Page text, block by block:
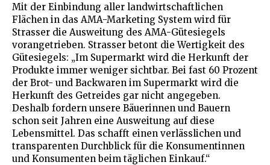
Mit der Einbindung aller landwirtschaftlichen
Flächen in das AMA-Marketing System wird für
Strasser die Ausweitung des AMA-Gütesiegels
vorangetrieben. Strasser betont die Wertigkeit des
Gütesiegels: „Im Supermarkt wird die Herkunft der
Produkte immer weniger sichtbar. Bei fast 60 Prozent
der Brot- und Backwaren im Supermarkt wird die
Herkunft des Getreides gar nicht angegeben.
Deshalb fordern unsere Bäuerinnen und Bauern
schon seit Jahren eine Ausweitung auf diese
Lebensmittel. Das schafft einen verlässlichen und
transparenten Durchblick für die Konsumentinnen
und Konsumenten beim täglichen Einkauf.“